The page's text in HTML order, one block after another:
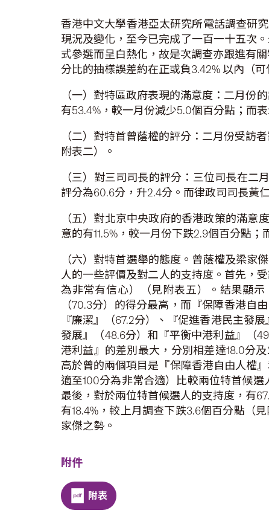
香港中文大學香港亞太研究所電話調查研
現況及變化，至今已完成了一百一十五次
式參選而呈白熱化，故是次調查亦跟進有
分比的抽樣誤差約在正或負3.42% 以內（
（一）對特區政府表現的滿意度：二月份
有53.4%，較一月份減少5.0個百分點；而
（二）對特首曾蔭權的評分：二月份受訪
附表二）。
（三）對三司司長的評分：三位司長在二
評分為60.6分，升2.4分。而律政司司長黃
（五）對北京中央政府的香港政策的滿意
意的有11.5%，較一月份下跌2.9個百分點
（六）對特首選舉的態度。曾蔭權及梁
人的一些評價及對二人的支持度。首先，
為非常有信心）（見附表五）。結果顯示
（70.3分）的得分最高，而『保障香港自
『廉潔』（67.2分）、『促進香港民主發
發展』（48.6分）和『平衡中港利益』（
港利益』的差別最大，分別相差達18.0分
高於曾的兩個項目是『保障香港自由人權
適至100分為非常合適）比較兩位特首候
最後，對於兩位特首候選人的支持度，有
有18.4%，較上月調查下跌3.6個百分點（
家傑之勢。
附件
附表